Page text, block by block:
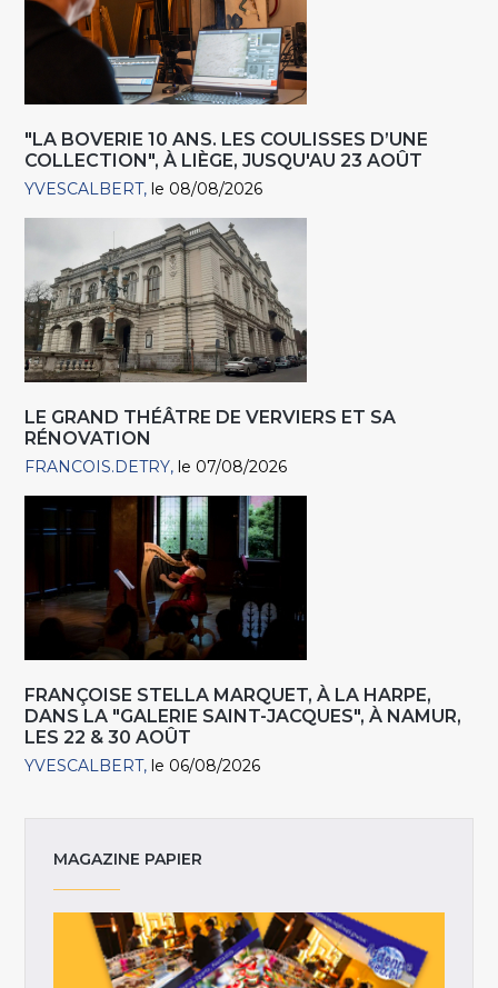
"LA BOVERIE 10 ANS. LES COULISSES D’UNE
COLLECTION", À LIÈGE, JUSQU'AU 23 AOÛT
YVESCALBERT le 08/08/2026
LE GRAND THÉÂTRE DE VERVIERS ET SA
RÉNOVATION
FRANCOIS.DETRY le 07/08/2026
FRANÇOISE STELLA MARQUET, À LA HARPE,
DANS LA "GALERIE SAINT-JACQUES", À NAMUR,
LES 22 & 30 AOÛT
YVESCALBERT le 06/08/2026
MAGAZINE PAPIER